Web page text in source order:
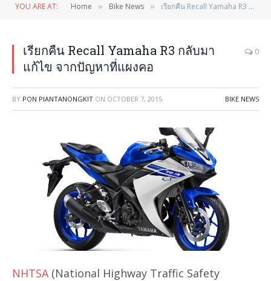
YOU ARE AT: Home » Bike News » เรียกคืน Recall Yamaha R3 กลับมาแก้ไข จากปัญหาที่แผงคอ
เรียกคืน Recall Yamaha R3 กลับมา
แก้ไข จากปัญหาที่แผงคอ
0
BY PON PIANTANONGKIT ON OCTOBER 7, 2015 BIKE NEWS
NHTSA (National Highway Traffic Safety